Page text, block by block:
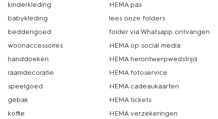
kinderkleding
babykleding
beddengoed
woonaccessoires
handdoeken
raamdecoratie
speelgoed
gebak
koffie
HEMA pas
lees onze folders
folder via Whatsapp ontvangen
HEMA op social media
HEMA herontwerpwedstrijd
HEMA fotoservice
HEMA cadeaukaarten
HEMA tickets
HEMA verzekeringen